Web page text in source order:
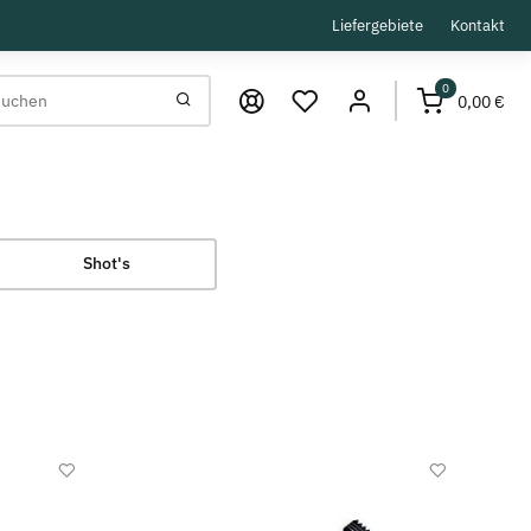
Liefergebiete Kontakt
0
0,00 €
Shot's